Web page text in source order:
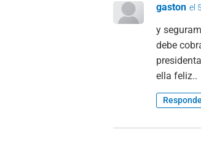
gaston el
y
debe
ella feliz..